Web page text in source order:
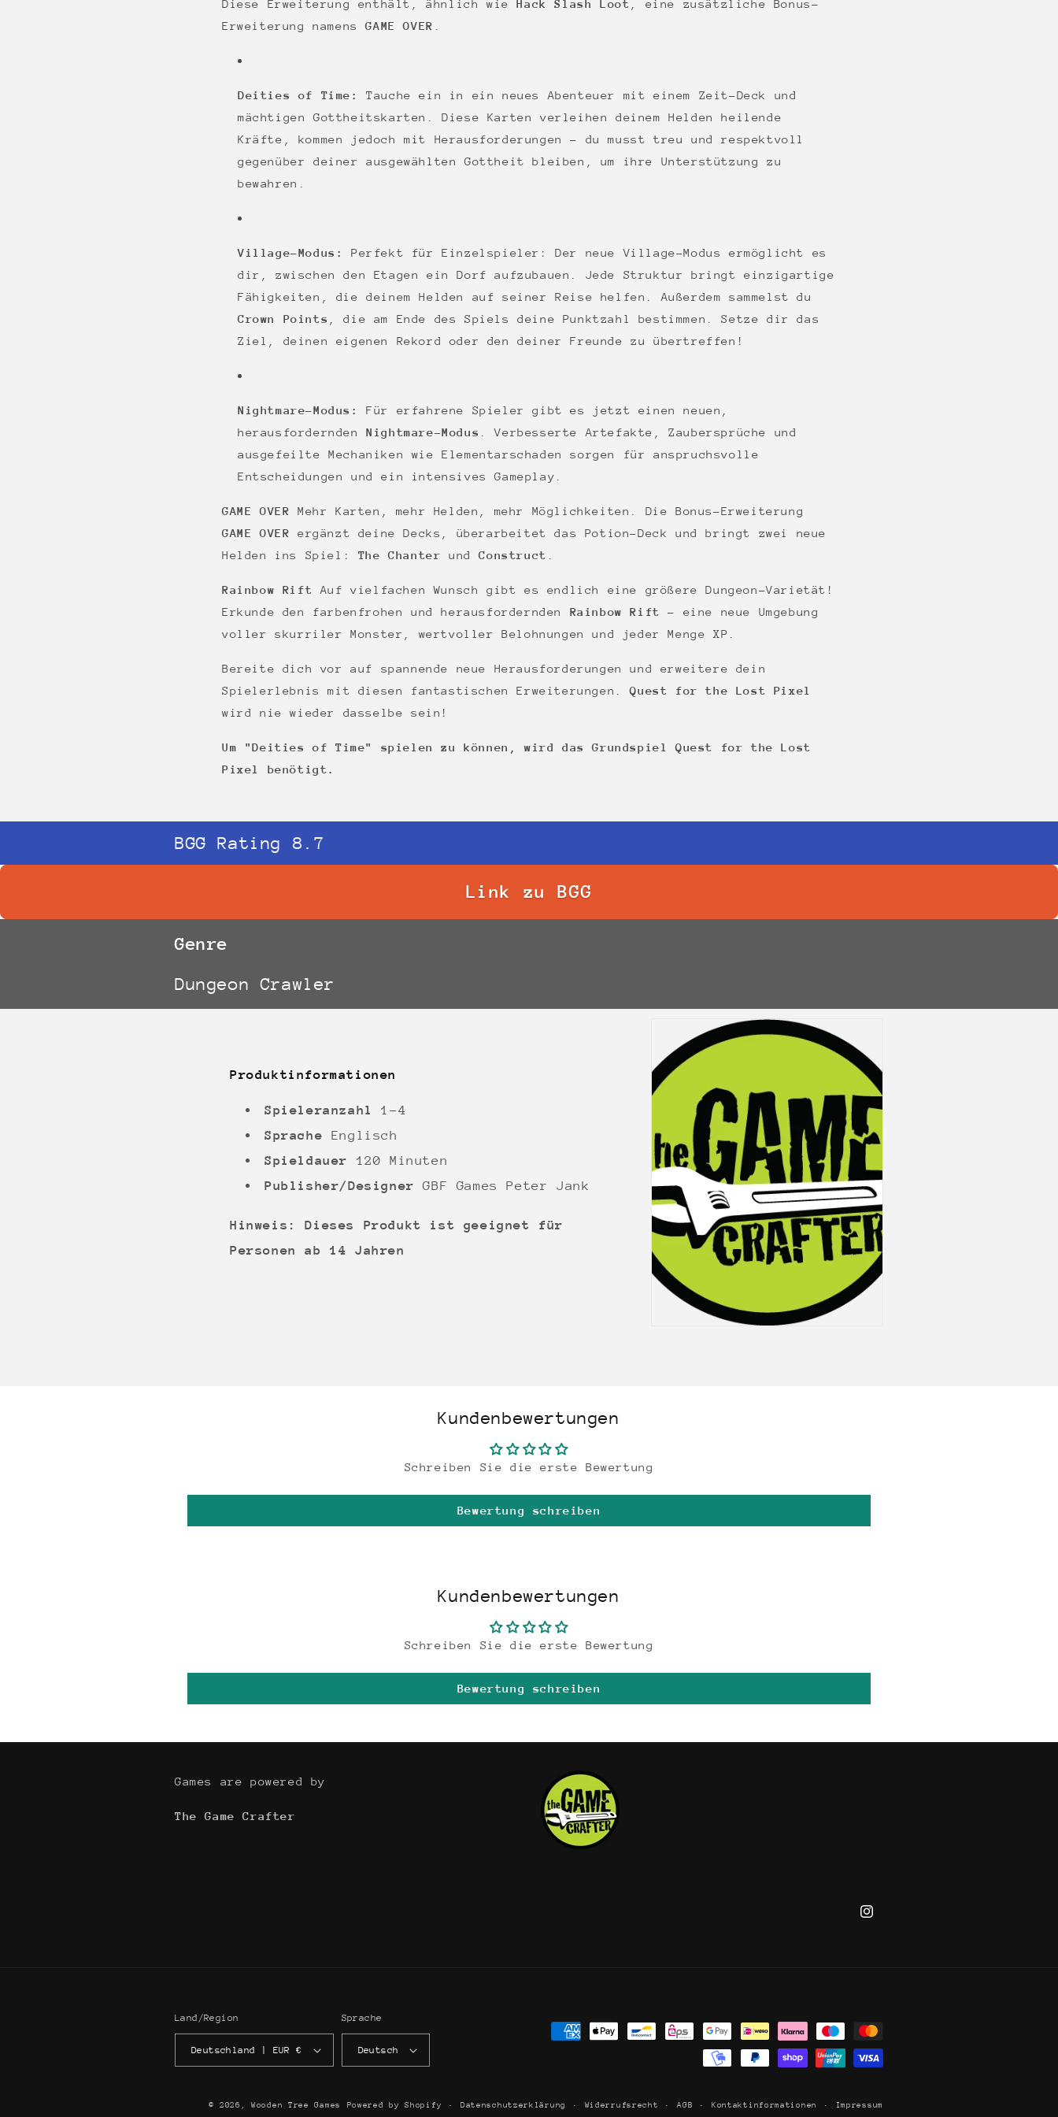
Diese Erweiterung enthält, ähnlich wieHack Slash Loot , eine zusätzliche Bonus-
Erweiterung namensGAME OVER
Deities of Time:
Tauche ein in ein neues Abenteuer mit einem Zeit-Deck und
mächtigen Gottheitskarten. Diese Karten verleihen deinem Helden heilende
Kräfte, kommen jedoch mit Herausforderungen – du musst treu und respektvoll
gegenüber deiner ausgewählten Gottheit bleiben, um ihre Unterstützung zu
bewahren.
Village-Modus:
Perfekt für Einzelspieler: Der neue Village-Modus ermöglicht es
dir, zwischen den Etagen ein Dorf aufzubauen. Jede Struktur bringt einzigartige
Fähigkeiten, die deinem Helden auf seiner Reise helfen. Außerdem sammelst du
Crown Points
, die am Ende des Spiels deine Punktzahl bestimmen. Setze dir das
Ziel, deinen eigenen Rekord oder den deiner Freunde zu übertreffen!
Nightmare-Modus:
Für erfahrene Spieler gibt es jetzt einen neuen,
herausforderndenNightmare-Modus
. Verbesserte Artefakte, Zaubersprüche und
ausgefeilte Mechaniken wie Elementarschaden sorgen für anspruchsvolle
Entscheidungen und ein intensives Gameplay.
GAME OVER Mehr Karten, mehr Helden, mehr Möglichkeiten. Die Bonus-Erweiterung
GAME OVER ergänzt deine Decks, überarbeitet das Potion-Deck und bringt zwei neue
Helden ins Spiel: The Chanter undConstruct
Rainbow Rift Auf vielfachen Wunsch gibt es endlich eine größere Dungeon-Varietät!
Erkunde den farbenfrohen und herausfordernden Rainbow Rift
– eine neue Umgebung
voller skurriler Monster, wertvoller Belohnungen und jeder Menge XP.
Bereite dich vor auf spannende neue Herausforderungen und erweitere dein
Spielerlebnis mit diesen fantastischen Erweiterungen.Quest for the Lost Pixel
wird nie wieder dasselbe sein!
Um "Deities of Time" spielen zu können, wird das Grundspiel Quest for the Lost
Pixel benötigt.
BGG Rating 8.7
Link zu BGG
Genre
Dungeon Crawler
Produktinformationen
Spieleranzahl1-4
Sprache Englisch
Spieldauer 120 Minuten
Publisher/DesignerGBF Games Peter Jank
Hinweis: Dieses Produkt ist geeignet für
Personen ab 14 Jahren
Kundenbewertungen
Schreiben Sie die erste Bewertung
Bewertung schreiben
Kundenbewertungen
Schreiben Sie die erste Bewertung
Bewertung schreiben
Games are powered by
The Game Crafter
Instagram
Land/Region
Deutschland | EUR €
Sprache
Deutsch
Zahlungsmethoden
© 2026,Wooden Tree Games Powered by Shopify Datenschutzerklärung Widerrufsrecht AGB Kontaktinformationen
Impressum